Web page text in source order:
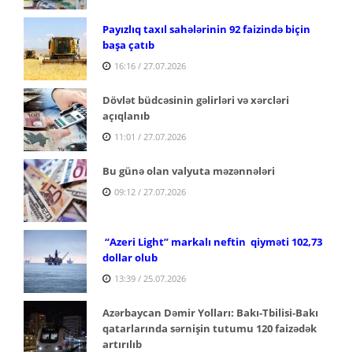
Payızlıq taxıl sahələrinin 92 faizində biçin
başa çatıb
16:16 / 27.07.2026
Dövlət büdcəsinin gəlirləri və xərcləri
açıqlanıb
11:01 / 27.07.2026
Bu günə olan valyuta məzənnələri
09:12 / 27.07.2026
“Azeri Light” markalı neftin qiyməti 102,73
dollar olub
13:39 / 25.07.2026
Azərbaycan Dəmir Yolları: Bakı-Tbilisi-Bakı
qatarlarında sərnişin tutumu 120 faizədək
artırılıb